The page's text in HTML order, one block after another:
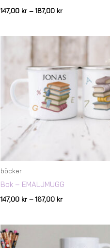
147,00 kr – 167,00 kr
böcker
Bok – EMALJMUGG
147,00 kr – 167,00 kr
Prisintervall:
167,00 kr
147,00 kr